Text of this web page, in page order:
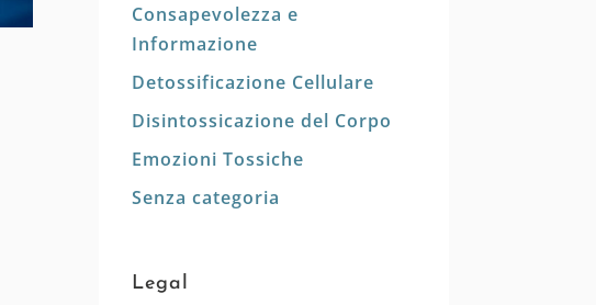
Consapevolezza e
Informazione
Detossificazione Cellulare
Disintossicazione del Corpo
Emozioni Tossiche
Senza categoria
Legal